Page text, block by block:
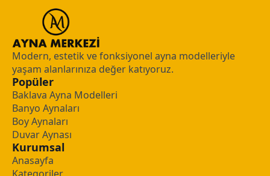
Modern, estetik ve fonksiyonel ayna modelleriyle
yaşam alanlarınıza değer katıyoruz.
Popüler
Baklava Ayna Modelleri
Banyo Aynaları
Boy Aynaları
Duvar Aynası
Kurumsal
Anasayfa